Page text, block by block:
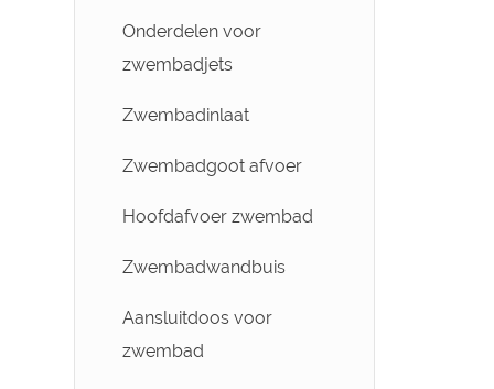
Chloordispenser voor
Zwembadstofzuigerkop
zwembaden
Zwembadthermometer
Onderdelen voor
zwembadjets
Zwembadinlaat
Zwembadgoot afvoer
Hoofdafvoer zwembad
Zwembadwandbuis
Aansluitdoos voor
zwembad